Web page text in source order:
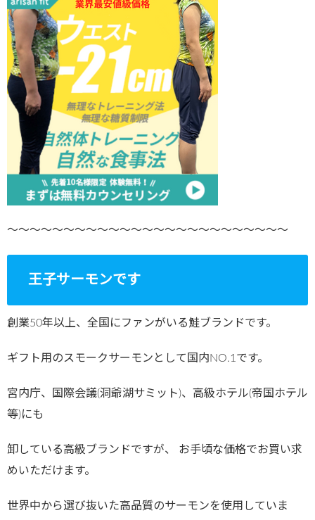
～～～～～～～～～～～～～～～～～～～～～～～～～
王子サーモンです
創業50年以上、全国にファンがいる鮭ブランドです。
ギフト用のスモークサーモンとして国内NO.1です。
宮内庁、国際会議(洞爺湖サミット)、高級ホテル(帝国ホテル
等)にも
卸している高級ブランドですが、 お手頃な価格でお買い求
めいただけます。
世界中から選び抜いた高品質のサーモンを使用していま